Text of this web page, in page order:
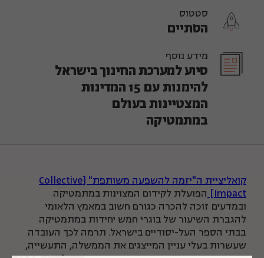
סטטוס
הסתיים
מידע נוסף
סיוע למערכת החינוך בישראל
להימנות עם 15 המדינות
המצטיינות בעולם
במתמטיקה
קואליציית ה"יזמה להשפעה משותפת" [Collective
Impact]
הפועלת לקידום המצוינות במתמטיקה
ובמדעים זוכה להכרה כגורם חשוב במאמץ הלאומי
להגברת השיעור של בוגרי חמש יחידות במתמטיקה
בבתי הספר העל-יסודיים בישראל. תרמה לכך העובדה
שעשרות בעלי עניין המייצגים את הממשלה, התעשייה,